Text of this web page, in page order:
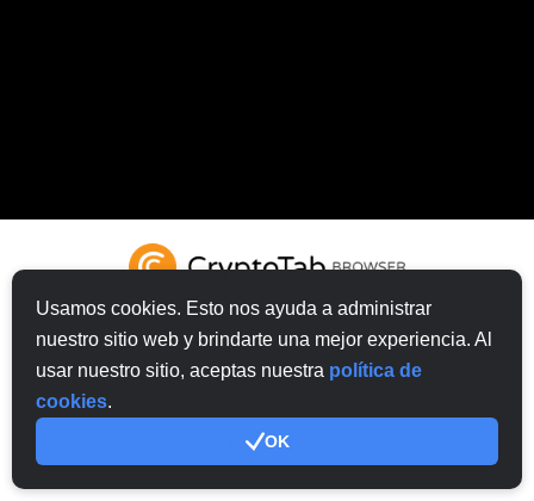
Usamos cookies. Esto nos ayuda a administrar
nuestro sitio web y brindarte una mejor experiencia. Al
usar nuestro sitio, aceptas nuestra política de
cookies.
OK
MÁS INFORMACIÓN
TRATE DE CRYPTOTAB NAVEGADOR